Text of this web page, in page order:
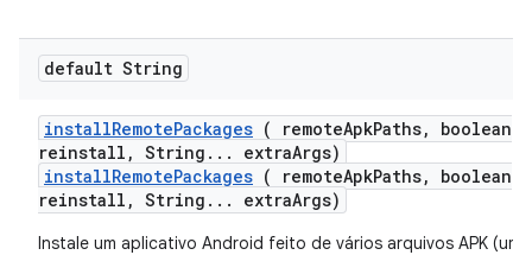
default String
installRemotePackages ( remoteApkPaths,
boolean
reinstall , String . . . extraArgs)
installRemotePackages ( remoteApkPaths, boolean
reinstall, String... extraArgs)
Instale um aplicativo Android feito de vários arquivos APK (um